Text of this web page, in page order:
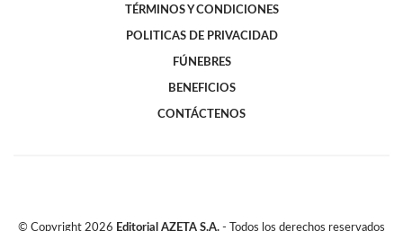
TÉRMINOS Y CONDICIONES
POLITICAS DE PRIVACIDAD
FÚNEBRES
BENEFICIOS
CONTÁCTENOS
© Copyright 2026 Editorial AZETA S.A. - Todos los derechos reservados